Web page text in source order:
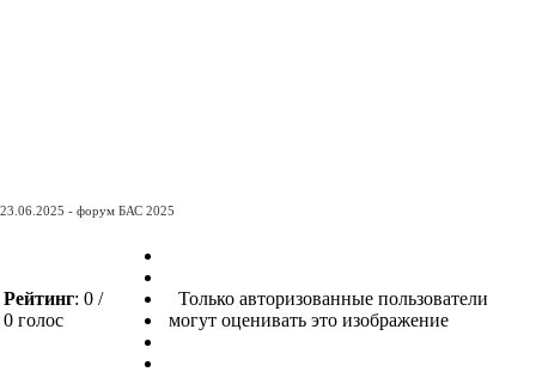
23.06.2025 - форум БАС 2025
Рейтинг: 0 /
0 голос
Только авторизованные пользователи
могут оценивать это изображение